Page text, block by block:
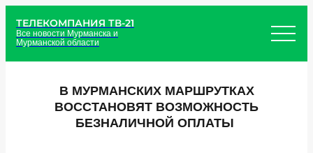
ТЕЛЕКОМПАНИЯ ТВ-21
Все новости Мурманска и
Мурманской области
В МУРМАНСКИХ МАРШРУТКАХ
ВОССТАНОВЯТ ВОЗМОЖНОСТЬ
БЕЗНАЛИЧНОЙ ОПЛАТЫ